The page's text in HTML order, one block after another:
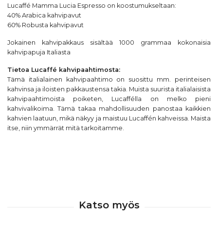
Lucaffé Mamma Lucia Espresso on koostumukseltaan:
40% Arabica kahvipavut
60% Robusta kahvipavut
Jokainen kahvipakkaus sisältää 1000 grammaa kokonaisia
kahvipapuja Italiasta
Tietoa Lucaffé kahvipaahtimosta:
Tämä italialainen kahvipaahtimo on suosittu mm. perinteisen
kahvinsa ja iloisten pakkaustensa takia. Muista suurista italialaisista
kahvipaahtimoista poiketen, Lucaffélla on melko pieni
kahvivalikoima. Tämä takaa mahdollisuuden panostaa kaikkien
kahvien laatuun, mikä näkyy ja maistuu Lucaffén kahveissa. Maista
itse, niin ymmärrät mitä tarkoitamme.